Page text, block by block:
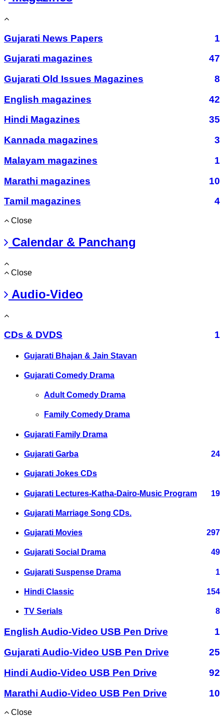
Gujarati News Papers
1
Gujarati magazines
47
Gujarati Old Issues Magazines
8
English magazines
42
Hindi Magazines
35
Kannada magazines
3
Malayam magazines
1
Marathi magazines
10
Tamil magazines
4
Close
Calendar & Panchang
Close
Audio-Video
CDs & DVDS 1
Gujarati Bhajan & Jain Stavan
Gujarati Comedy Drama
Adult Comedy Drama
Family Comedy Drama
Gujarati Family Drama
Gujarati Garba 24
Gujarati Jokes CDs
Gujarati Lectures-Katha-Dairo-Music Program 19
Gujarati Marriage Song CDs.
Gujarati Movies 297
Gujarati Social Drama 49
Gujarati Suspense Drama 1
Hindi Classic 154
TV Serials 8
English Audio-Video USB Pen Drive
1
Gujarati Audio-Video USB Pen Drive
25
Hindi Audio-Video USB Pen Drive
92
Marathi Audio-Video USB Pen Drive
10
Close